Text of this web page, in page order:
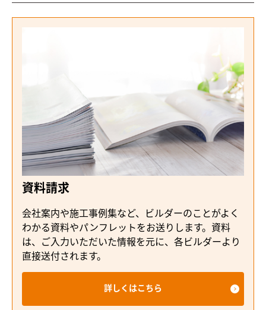
資料請求
会社案内や施工事例集など、ビルダーのことがよく
わかる資料やパンフレットをお送りします。資料
は、ご入力いただいた情報を元に、各ビルダーより
直接送付されます。
詳しくはこちら